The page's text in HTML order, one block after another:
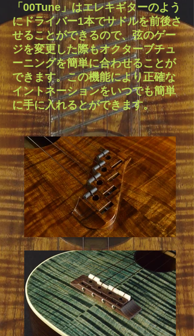
「00Tune」はエレキギターのよう
にドライバー1本でサドルを前後さ
せることができるので、弦のゲー
ジを変更した際もオクターブチュ
ーニングを簡単に合わせることが
できます。この機能により正確な
イントネーションをいつでも簡単
に手に入れるとができます。